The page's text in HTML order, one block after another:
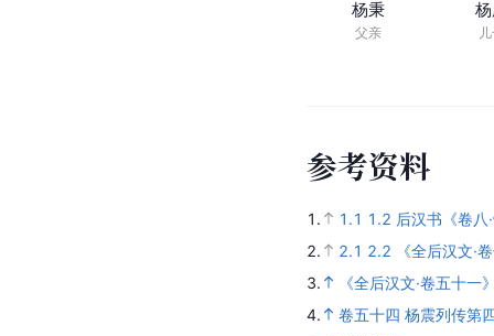
杨秉
父亲
参考资料
1. 1.1 1.2 后汉书《卷八
2.
2.1 2.2
《全后汉文·
3.
《全后汉文·卷五十一
4.
卷五十四 杨震列传第